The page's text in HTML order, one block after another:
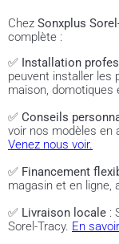
Chez Sonxplus
complète :
✅ Installation
peuvent installer les
maison, domotiques
✅ Conseils
voir nos modèles en
Venez nous voir.
✅ Financement
magasin et en ligne,
✅ Livraison locale :
Sorel-Tracy. En